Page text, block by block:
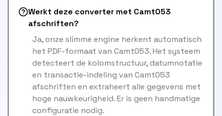
Werkt deze converter met Camt053
afschriften?
Ja, onze slimme engine herkent automatisch
het PDF-formaat van Camt053. Het systeem
detecteert de kolomstructuur, datumnotatie
en transactie-indeling van Camt053
afschriften en extraheert alle gegevens met
hoge nauwkeurigheid. Er is geen handmatige
configuratie nodig.